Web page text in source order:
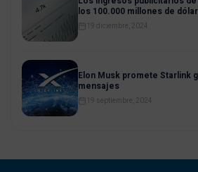
los 100.000 millones de
19 diciembre, 2024
Elon Musk promete Starlink
mensajes
19 septiembre, 2024